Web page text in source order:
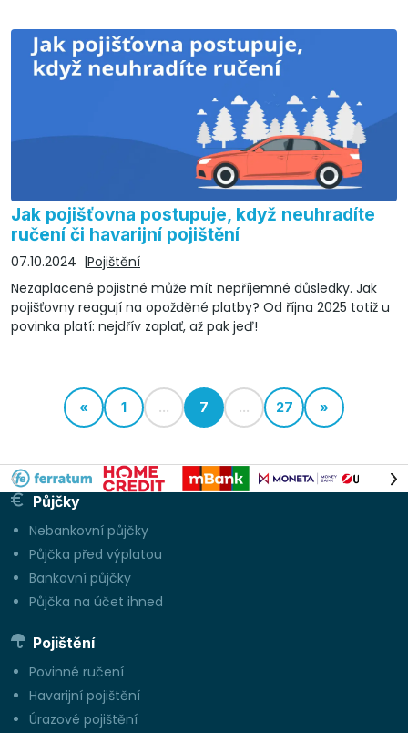
Jak pojišťovna postupuje, když neuhradíte
ručení či havarijní pojištění
07.10.2024
Pojištění
Nezaplacené pojistné může mít nepříjemné důsledky. Jak
pojišťovny reagují na opožděné platby? Od října 2025 totiž u
povinka platí: nejdřív zaplať, až pak jeď!
« 1 ... 7 ... 27 »
Půjčky
Nebankovní půjčky
Půjčka před výplatou
Bankovní půjčky
Půjčka na účet ihned
Pojištění
Povinné ručení
Havarijní pojištění
Úrazové pojištění